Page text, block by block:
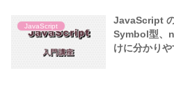
JavaScript
JavaScript
Symbol型、
けに分かり